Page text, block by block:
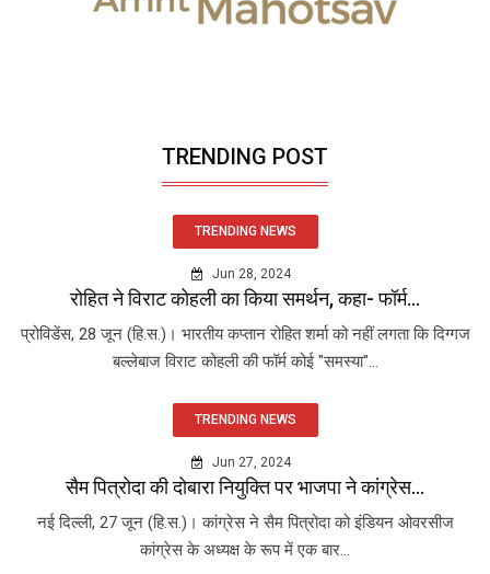
TRENDING POST
TRENDING NEWS
Jun 28, 2024
रोहित ने विराट कोहली का किया समर्थन, कहा- फॉर्म...
प्रोविडेंस, 28 जून (हि.स.)। भारतीय कप्तान रोहित शर्मा को नहीं लगता कि दिग्गज
बल्लेबाज विराट कोहली की फॉर्म कोई "समस्या"...
TRENDING NEWS
Jun 27, 2024
सैम पित्रोदा की दोबारा नियुक्ति पर भाजपा ने कांग्रेस...
नई दिल्ली, 27 जून (हि.स.)। कांग्रेस ने सैम पित्रोदा को इंडियन ओवरसीज
कांग्रेस के अध्यक्ष के रूप में एक बार...